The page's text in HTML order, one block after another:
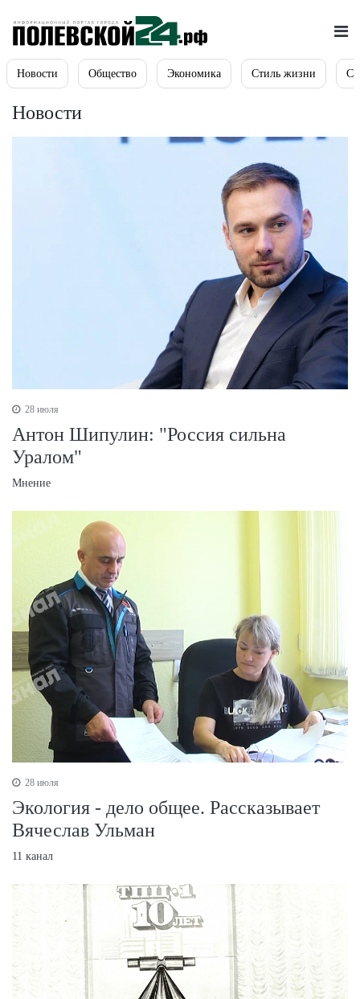
Новости Общество Экономика Стиль жизни
Новости
28 июля
Антон Шипулин: "Россия сильна
Уралом"
Мнение
28 июля
Экология - дело общее. Рассказывает
Вячеслав Ульман
11 канал